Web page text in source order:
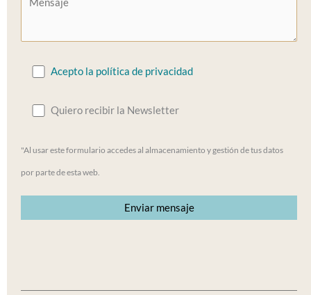
Acepto la política de privacidad
Quiero recibir la Newsletter
"Al usar este formulario accedes al almacenamiento y gestión de tus datos
por parte de esta web.